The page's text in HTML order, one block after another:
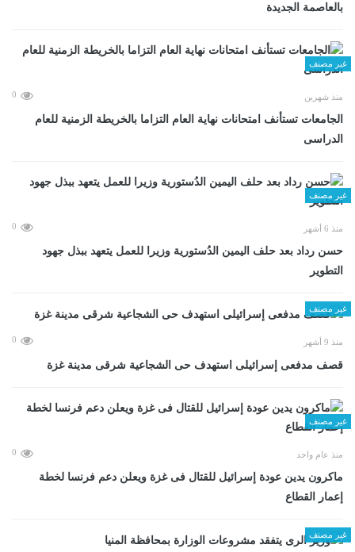
بالعاصمة الجديدة
غير مصنف
منذ شهرين 0
الجامعات تستأنف امتحانات نهاية العام التزاما بالخريطة الزمنية للعام
الدراسى
غير مصنف
منذ 6 أشهر 0
حسن رداد بعد حلف اليمين الدُستورية وزيرا للعمل يتعهد ببذل جهود
التطوير
غير مصنف
منذ 9 أشهر 0
قصف مدفعى إسرائيلى استهدف حى الشجاعية شرقى مدينة غزة
غير مصنف
منذ عام واحد 0
ماكرون يدين عودة إسرائيل للقتال فى غزة ويعلن دعم فرنسا لخطة
إعمار القطاع
غير مصنف